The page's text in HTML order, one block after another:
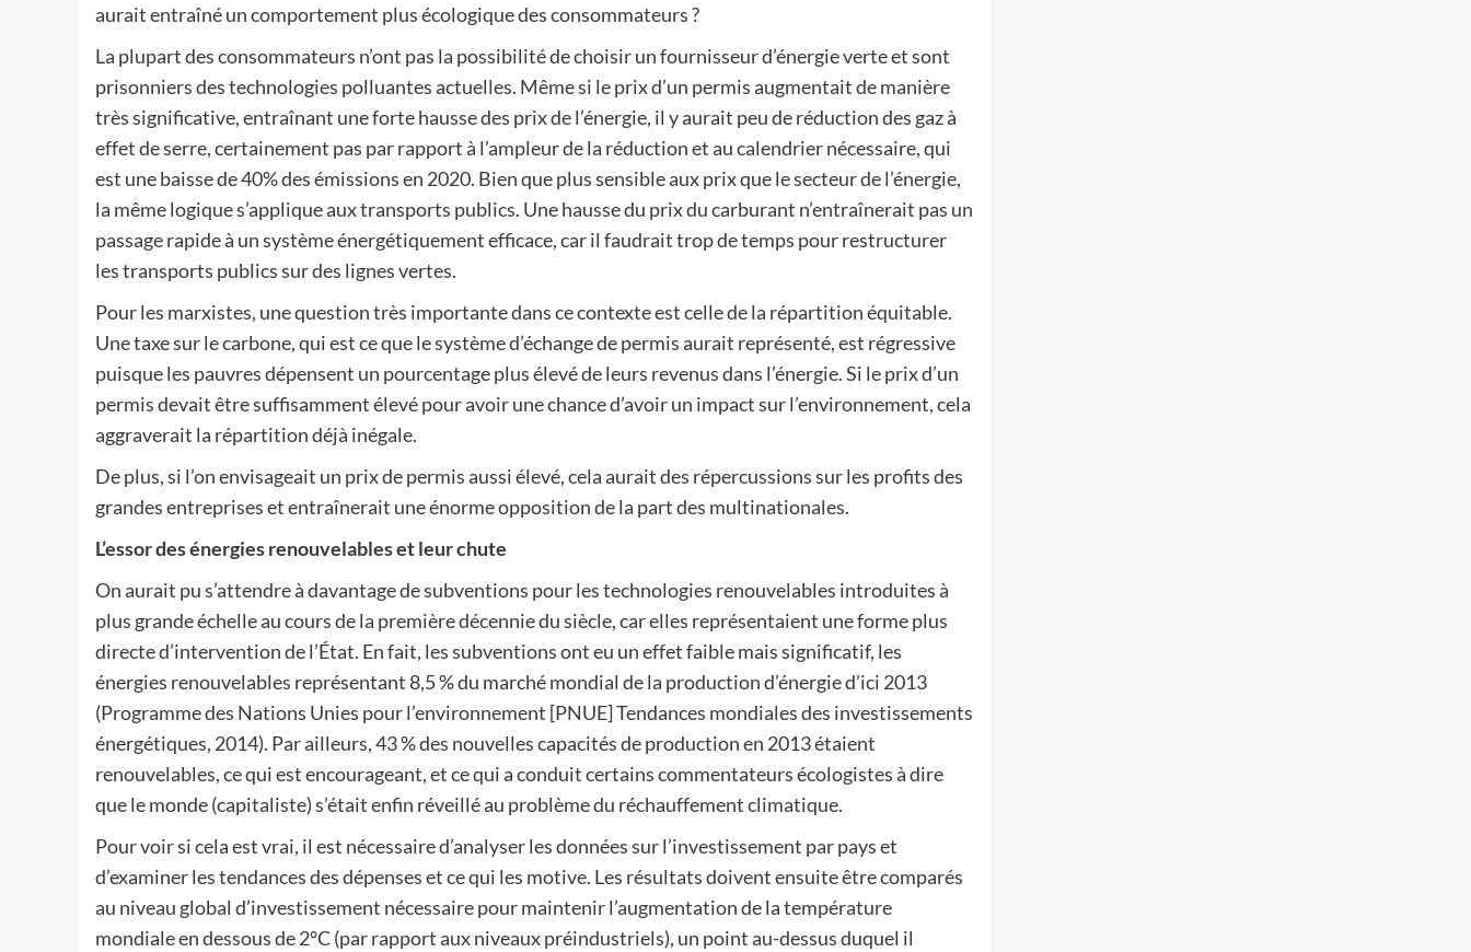
aurait entraîné un comportement plus écologique des consommateurs ?
La plupart des consommateurs n’ont pas la possibilité de choisir un fournisseur d’énergie verte et sont
prisonniers des technologies polluantes actuelles. Même si le prix d’un permis augmentait de manière
très significative, entraînant une forte hausse des prix de l’énergie, il y aurait peu de réduction des gaz à
effet de serre, certainement pas par rapport à l’ampleur de la réduction et au calendrier nécessaire, qui
est une baisse de 40% des émissions en 2020. Bien que plus sensible aux prix que le secteur de l’énergie,
la même logique s’applique aux transports publics. Une hausse du prix du carburant n’entraînerait pas un
passage rapide à un système énergétiquement efficace, car il faudrait trop de temps pour restructurer
les transports publics sur des lignes vertes.
Pour les marxistes, une question très importante dans ce contexte est celle de la répartition équitable.
Une taxe sur le carbone, qui est ce que le système d’échange de permis aurait représenté, est régressive
puisque les pauvres dépensent un pourcentage plus élevé de leurs revenus dans l’énergie. Si le prix d’un
permis devait être suffisamment élevé pour avoir une chance d’avoir un impact sur l’environnement, cela
aggraverait la répartition déjà inégale.
De plus, si l’on envisageait un prix de permis aussi élevé, cela aurait des répercussions sur les profits des
grandes entreprises et entraînerait une énorme opposition de la part des multinationales.
L’essor des énergies renouvelables et leur chute
On aurait pu s’attendre à davantage de subventions pour les technologies renouvelables introduites à
plus grande échelle au cours de la première décennie du siècle, car elles représentaient une forme plus
directe d’intervention de l’État. En fait, les subventions ont eu un effet faible mais significatif, les
énergies renouvelables représentant 8,5 % du marché mondial de la production d’énergie d’ici 2013
(Programme des Nations Unies pour l’environnement [PNUE] Tendances mondiales des investissements
énergétiques, 2014). Par ailleurs, 43 % des nouvelles capacités de production en 2013 étaient
renouvelables, ce qui est encourageant, et ce qui a conduit certains commentateurs écologistes à dire
que le monde (capitaliste) s’était enfin réveillé au problème du réchauffement climatique.
Pour voir si cela est vrai, il est nécessaire d’analyser les données sur l’investissement par pays et
d’examiner les tendances des dépenses et ce qui les motive. Les résultats doivent ensuite être comparés
au niveau global d’investissement nécessaire pour maintenir l’augmentation de la température
mondiale en dessous de 2°C (par rapport aux niveaux préindustriels), un point au-dessus duquel il